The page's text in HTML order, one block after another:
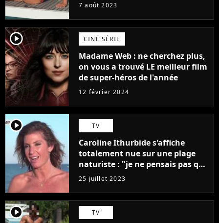
7 août 2023
player2 CINÉ SÉRIE
Madame Web : ne cherchez plus,
on vous a trouvé LE meilleur film
de super-héros de l'année
12 février 2024
player2 TV
Caroline Ithurbide s'affiche
totalement nue sur une plage
naturiste : "je ne pensais pas que
j'arriverais à le faire..."
25 juillet 2023
player2 TV